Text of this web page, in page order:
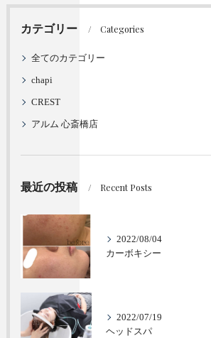
カテゴリー Categories
全てのカテゴリー
chapi
CREST
アルム 心斎橋店
最近の投稿 Recent Posts
2022/08/04
カーボキシー
2022/07/19
ヘッドスパ